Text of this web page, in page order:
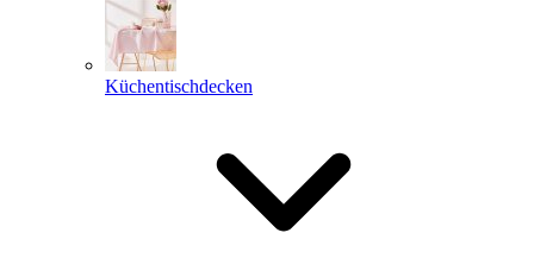
Küchentischdecken